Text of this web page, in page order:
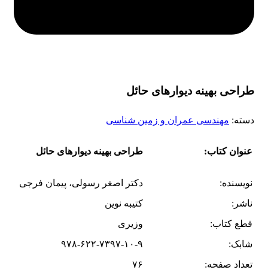
طراحی بهینه دیوارهای حائل
دسته: مهندسی عمران و زمین شناسی
عنوان کتاب: طراحی بهینه دیوارهای حائل
نویسنده:
دکتر اصغر رسولی، پیمان فرجی
ناشر:
کتیبه نوین
قطع کتاب:
وزیری
شابک:
۹۷۸-۶۲۲-۷۳۹۷-۱۰-۹
تعداد صفحه:
۷۶